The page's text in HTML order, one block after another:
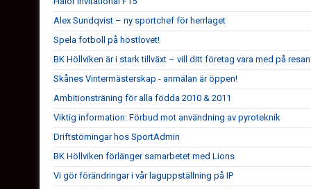
Alex Sundqvist – ny sportchef för herrlaget
Spela fotboll på höstlovet!
BK Höllviken är i stark tillväxt – vill ditt företag vara med på
Skånes Vintermästerskap - anmälan är öppen!
Ambitionsträning för alla födda 2010 & 2011
Viktig information: Förbud mot användning av pyroteknik
Driftstörningar hos SportAdmin
BK Höllviken förlänger samarbetet med Lions
Vi gör förändringar i vår laguppställning på IP